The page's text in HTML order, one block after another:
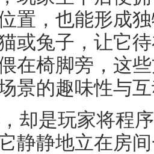
置，也能形成
或兔子，让它
在椅脚旁，这
景的趣味性与
却是玩家将程
静静地立在房